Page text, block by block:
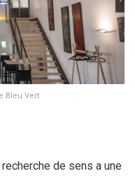
Bleu Vert
de sens a une